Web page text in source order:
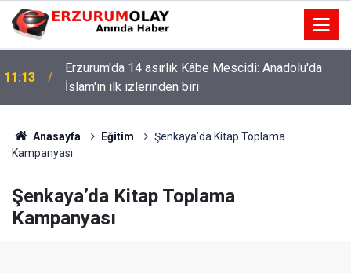
11:13
Erzurum'da 14 asırlık Kâbe Mescidi: Anadolu'da
İslam'ın ilk izlerinden biri
Anasayfa Eğitim
Şenkaya’da Kitap Toplama
Kampanyası
Şenkaya’da Kitap Toplama
Kampanyası